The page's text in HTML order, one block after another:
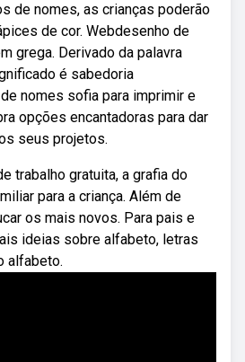
de nomes, as crianças poderão
de cor. Webdesenho de
grega. Derivado da palavra
é sabedoria
nomes sofia para imprimir e
opções encantadoras para dar
seus projetos.
trabalho gratuita, a grafia do
para a criança. Além de
os mais novos. Para pais e
ideias sobre alfabeto, letras
alfabeto.